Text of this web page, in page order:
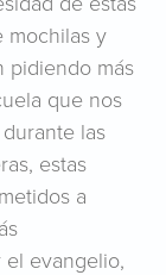
mochilas y
pidiendo más
que nos
las
estas
a
evangelio,